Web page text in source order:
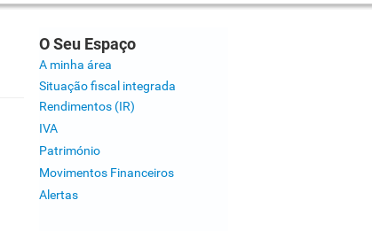
O Seu Espaço
A minha área
Situação fiscal integrada
Rendimentos (IR)
IVA
Património
Movimentos Financeiros
Alertas